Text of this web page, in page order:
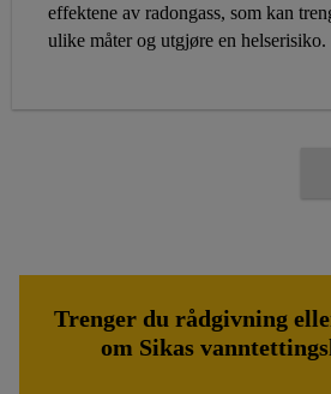
effektene av radongass, som kan
ulike måter og utgjøre en helserisiko.
Trenger du rådgivning
om Sikas